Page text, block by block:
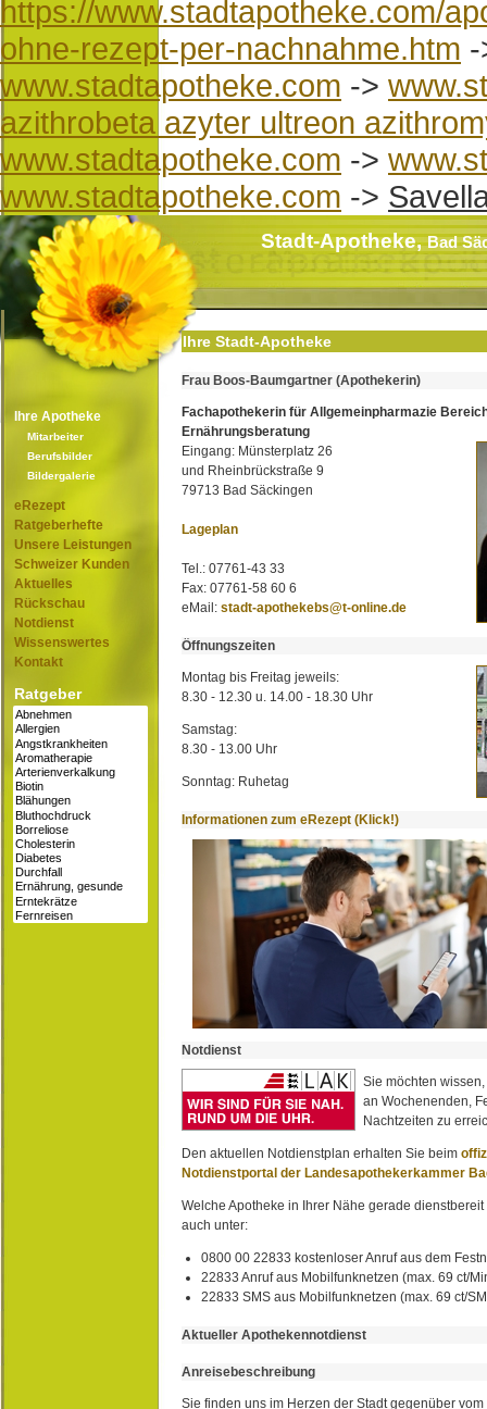
https://www.stadtapotheke.com/
ohne-rezept-per-nachnahme.htm
www.stadtapotheke.com ->
azithrobeta azyter ultreon
www.stadtapotheke.com ->
www.stadtapotheke.com ->
Stadt-Apotheke,Bad
Ihre Apotheke
Mitarbeiter
Berufsbilder
Bildergalerie
eRezept
Ratgeberhefte
Unsere Leistungen
Schweizer Kunden
Aktuelles
Rückschau
Notdienst
Wissenswertes
Kontakt
Ratgeber
Ihre Stadt-Apotheke
Frau Boos-Baumgartner (Apothekerin)
Fachapothekerin für Allgemeinpharmazie
Ernährungsberatung
Eingang: Münsterplatz 26
und Rheinbrückstraße 9
79713 Bad Säckingen
Lageplan
Tel.: 07761-43 33
Fax: 07761-58 60 6
eMail: stadt-apothekebs@t-online.de
Öffnungszeiten
Montag bis Freitag jeweils:
8.30 - 12.30 u. 14.00 - 18.30 Uhr
Samstag:
8.30 - 13.00 Uhr
Sonntag: Ruhetag
Informationen zum eRezept (Klick!)
Notdienst
Sie möchten
an Wochenenden,
Nachtzeiten zu
Den aktuellen Notdienstplan erhalten Sie beim
Notdienstportal der Landesapothekerkammer
Welche Apotheke in Ihrer Nähe gerade
auch unter:
0800 00 22833 kostenloser Anruf aus dem
22833 Anruf aus Mobilfunknetzen (max. 69 ct/
22833 SMS aus Mobilfunknetzen (max. 69 ct/
Aktueller Apothekennotdienst
Anreisebeschreibung
Sie finden uns im Herzen der Stadt gegenüber